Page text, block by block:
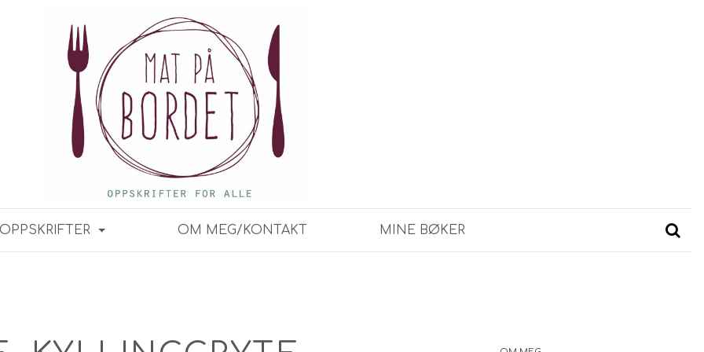
OM MEG/KONTAKT MINE BØKER